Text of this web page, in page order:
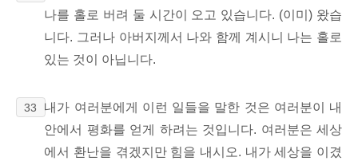
나를 홀로 버려 둘 시간이 오고 있습니다. (이미) 왔습
니다. 그러나 아버지께서 나와 함께 계시니 나는 홀로
있는 것이 아닙니다.
33
내가 여러분에게 이런 일들을 말한 것은 여러분이 내
안에서 평화를 얻게 하려는 것입니다. 여러분은 세상
에서 환난을 겪겠지만 힘을 내시오. 내가 세상을 이겼